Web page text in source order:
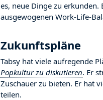
es, neue Dinge zu erkunden.
ausgewogenen Work-Life-
Zukunftspläne
Tabsy hat viele aufregende
Popkultur zu diskutieren. Er
Zuschauer zu bieten. Er hat
teilen.